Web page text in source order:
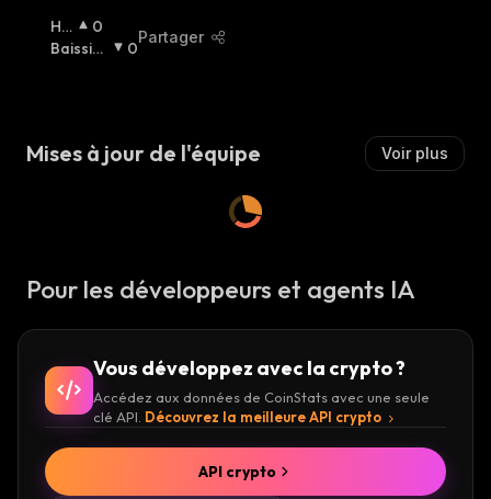
Ha
Uss
0
Baissier
0
Partager
Mises à jour de l'équipe Voir plus
Pour les développeurs et agents IA
Vous développez avec la crypto ?
Accédez aux données de CoinStats avec une seule
clé API. Découvrez la meilleure API crypto
API crypto